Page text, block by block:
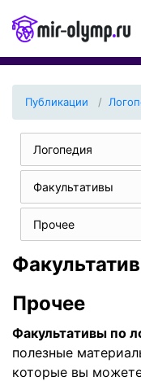
Публикации
Логопедия
Факультативы
Прочее
Прочее
Факультативы по
полезные
которые вы